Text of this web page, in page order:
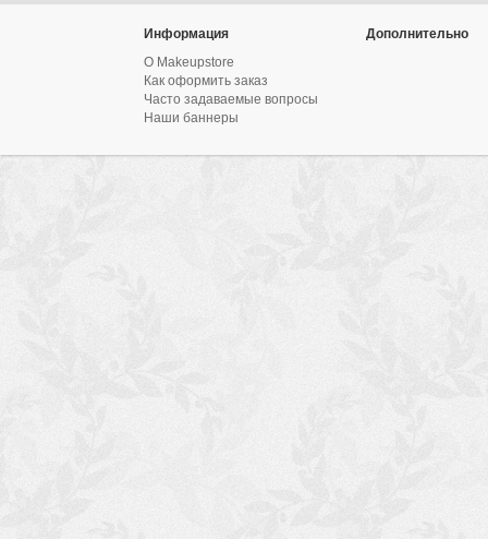
Информация
О Makeupstore
Как оформить заказ
Часто задаваемые вопросы
Наши баннеры
Дополнительно